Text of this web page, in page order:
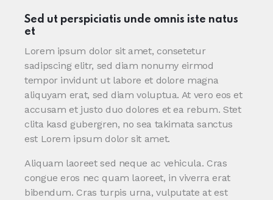
Sed ut perspiciatis unde omnis iste natus
et
Lorem ipsum dolor sit amet, consetetur
sadipscing elitr, sed diam nonumy eirmod
tempor invidunt ut labore et dolore magna
aliquyam erat, sed diam voluptua. At vero eos et
accusam et justo duo dolores et ea rebum. Stet
clita kasd gubergren, no sea takimata sanctus
est Lorem ipsum dolor sit amet.
Aliquam laoreet sed neque ac vehicula. Cras
congue eros nec quam laoreet, in viverra erat
bibendum. Cras turpis urna, vulputate at est